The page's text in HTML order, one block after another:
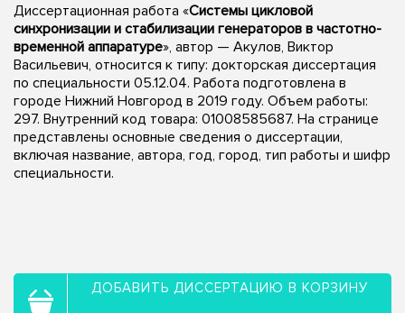
Диссертационная работа «Системы цикловой
синхронизации и стабилизации генераторов в частотно-
временной аппаратуре», автор — Акулов, Виктор
Васильевич, относится к типу: докторская диссертация
по специальности 05.12.04. Работа подготовлена в
городе Нижний Новгород в 2019 году. Объем работы:
297. Внутренний код товара: 01008585687. На странице
представлены основные сведения о диссертации,
включая название, автора, год, город, тип работы и шифр
специальности.
ДОБАВИТЬ ДИССЕРТАЦИЮ В КОРЗИНУ